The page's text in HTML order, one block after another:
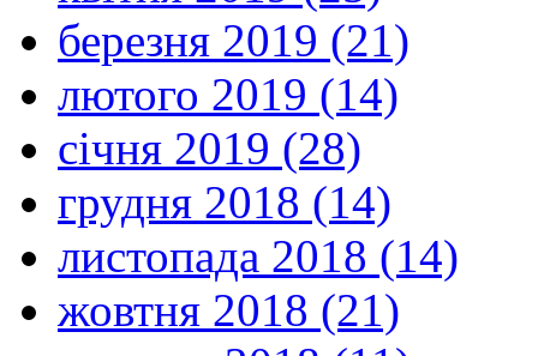
березня 2019 (21)
лютого 2019 (14)
січня 2019 (28)
грудня 2018 (14)
листопада 2018 (14)
жовтня 2018 (21)